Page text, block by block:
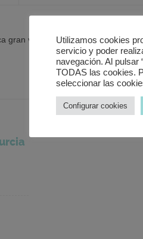
gran variedad de platos. Además
Utilizamos cookies
servicio y poder
navegación. Al pulsar
TODAS las cookies.
seleccionar las
Configurar cookies